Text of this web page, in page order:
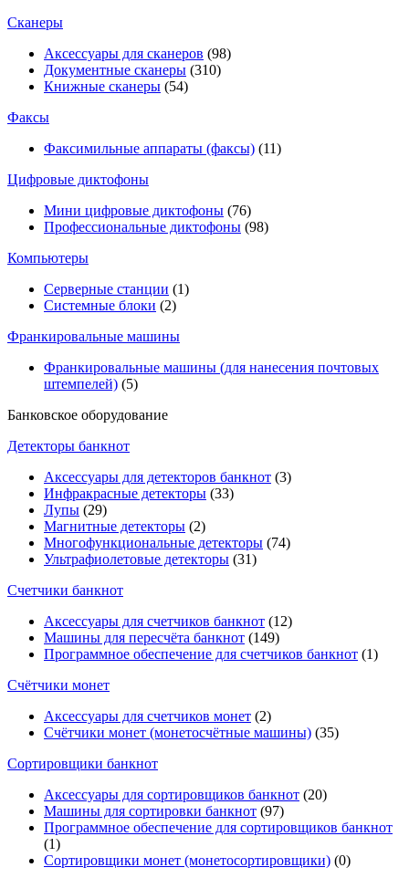
Сканеры
Аксессуары для сканеров (98)
Документные сканеры (310)
Книжные сканеры (54)
Факсы
Факсимильные аппараты (факсы) (11)
Цифровые диктофоны
Мини цифровые диктофоны (76)
Профессиональные диктофоны (98)
Компьютеры
Серверные станции (1)
Системные блоки (2)
Франкировальные машины
Франкировальные машины (для нанесения почтовых
штемпелей) (5)
Банковское оборудование
Детекторы банкнот
Аксессуары для детекторов банкнот (3)
Инфракрасные детекторы (33)
Лупы (29)
Магнитные детекторы (2)
Многофункциональные детекторы (74)
Ультрафиолетовые детекторы (31)
Счетчики банкнот
Аксессуары для счетчиков банкнот (12)
Машины для пересчёта банкнот (149)
Программное обеспечение для счетчиков банкнот (1)
Счётчики монет
Аксессуары для счетчиков монет (2)
Счётчики монет (монетосчётные машины) (35)
Cортировщики банкнот
Аксессуары для сортировщиков банкнот (20)
Машины для сортировки банкнот (97)
Программное обеспечение для сортировщиков банкнот
(1)
Сортировщики монет (монетосортировщики) (0)